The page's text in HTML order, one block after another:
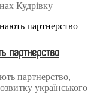
Кудрівку
партнерство
партнерство,
українського